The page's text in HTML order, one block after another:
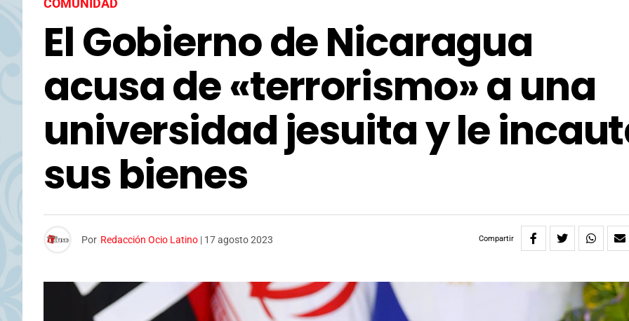
COMUNIDAD
El Gobierno de Nicaragua
acusa de «terrorismo» a una
universidad jesuita y le
sus bienes
Por Redacción Ocio Latino | 17 agosto 2023 Compartir